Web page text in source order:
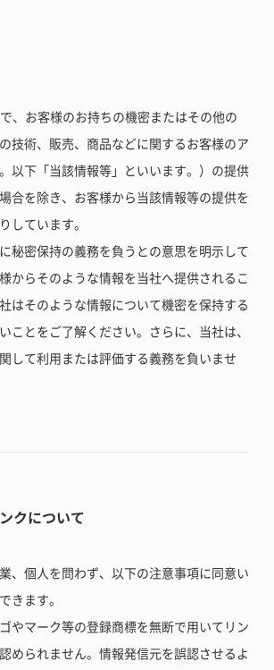
、お客様のお持ちの機密またはその他の
技術、販売、商品などに関するお客様のア
以下「当該情報等」といいます。）の提供
合を除き、お客様から当該情報等の提供を
しています。
秘密保持の義務を負うとの意思を明示して
からそのような情報を当社へ提供されるこ
はそのような情報について機密を保持する
ことをご了解ください。さらに、当社は、
して利用または評価する義務を負いませ
クについて
、個人を問わず、以下の注意事項に同意い
きます。
やマーク等の登録商標を無断で用いてリン
められません。情報発信元を誤認させるよ